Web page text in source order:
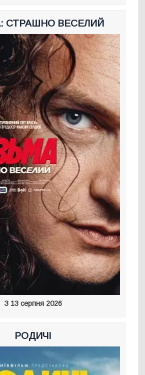
СТРАШНО ВЕСЕЛИЙ
З 13 серпня 2026
РОДИЧІ